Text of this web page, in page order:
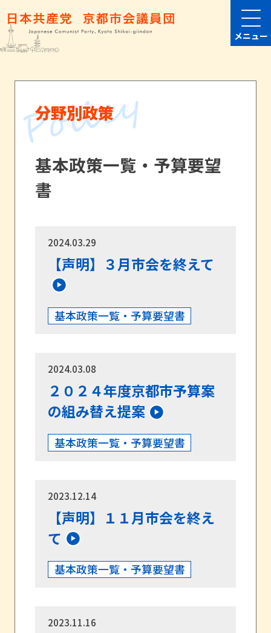
メニュー
分野別政策
基本政策一覧・予算要望
書
2024.03.29
【声明】３月市会を終えて
基本政策一覧・予算要望書
2024.03.08
２０２４年度京都市予算案
の組み替え提案
基本政策一覧・予算要望書
2023.12.14
【声明】１１月市会を終え
て
基本政策一覧・予算要望書
2023.11.16